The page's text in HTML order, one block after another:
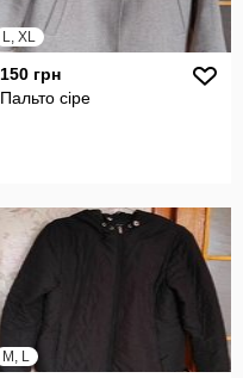
L, XL
150 грн
Пальто сіре
M, L